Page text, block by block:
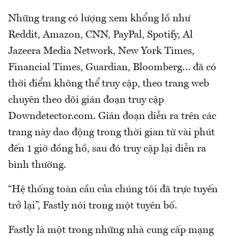
Những trang có lượng xem khổng lồ như
Reddit, Amazon, CNN, PayPal, Spotify, Al
Jazeera Media Network, New York Times,
Financial Times, Guardian, Bloomberg… đã có
thời điểm không thể truy cập, theo trang web
chuyên theo dõi gián đoạn truy cập
Downdetector.com. Gián đoạn diễn ra trên các
trang này dao động trong thời gian từ vài phút
đến 1 giờ đồng hồ, sau đó truy cập lại diễn ra
bình thường.
“Hệ thống toàn cầu của chúng tôi đã trực tuyến
trở lại”, Fastly nói trong một tuyên bố.
Fastly là một trong những nhà cung cấp mạng